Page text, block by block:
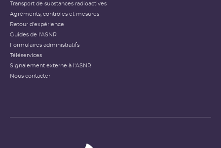
Transport de substances radioactives
Agréments, contrôles et mesures
Retour d'expérience
Guides de l'ASNR
Formulaires administratifs
Téléservices
Signalement externe à l'ASNR
Nous contacter